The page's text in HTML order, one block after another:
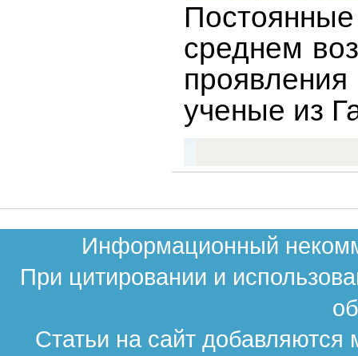
среднем
ученые из
Информационный
При цитировании и
Статьи на сайт